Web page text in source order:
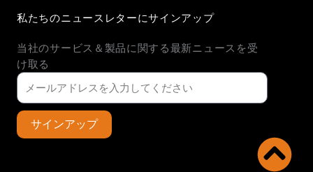
e
i
n
u
e
a
r
m
私たちのニュースレターにサインアップ
当社のサービス＆製品に関する最新ニュースを受
け取る
サインアップ